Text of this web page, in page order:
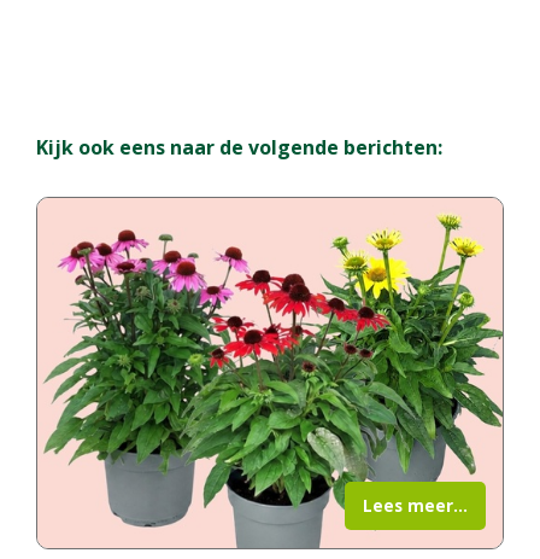
Kijk ook eens naar de volgende berichten:
Lees meer...